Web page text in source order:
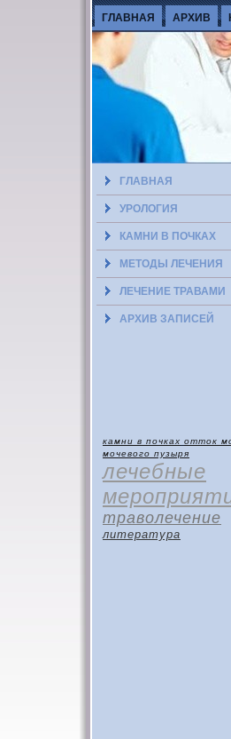
ГЛАВНАЯ АРХИВ
ГЛАВНАЯ
УРОЛОГИЯ
КАМНИ В ПОЧКАХ
МЕТОДЫ ЛЕЧЕНИЯ
ЛЕЧЕНИЕ ТРАВАМИ
АРХИВ ЗАПИСЕЙ
камни в почках отток
мочевого пузыря
лечебные
траволечение
литература